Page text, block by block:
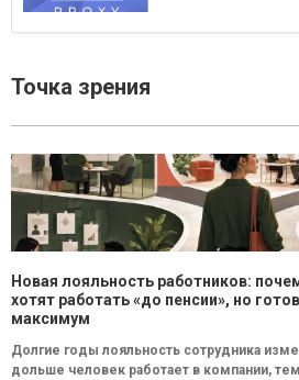
Точка зрения
Новая лояльность работников:
хотят работать «до пенсии», но
максимум
Долгие годы лояльность сотрудника
дольше человек работает в компании,